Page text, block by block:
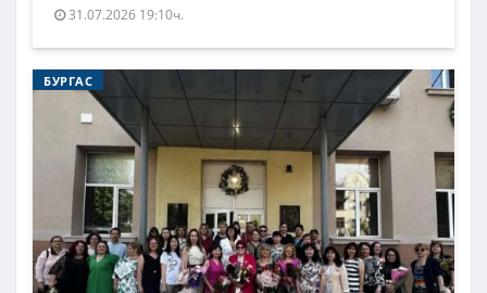
31.07.2026 19:10ч.
БУРГАС